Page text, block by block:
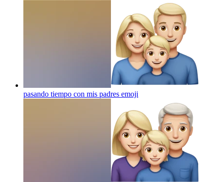
pasando tiempo con mis padres emoji